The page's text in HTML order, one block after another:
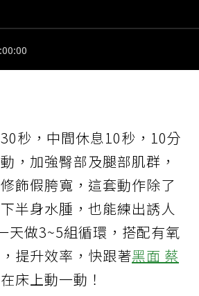
秒，中間休息10秒，10分
，加強臀部及腿部肌群，
飾假胯寬，這套動作除了
半身水腫，也能練出誘人
天做3~5組循環，搭配有氧
提升效率，快跟著黑面 蔡
床上動一動！